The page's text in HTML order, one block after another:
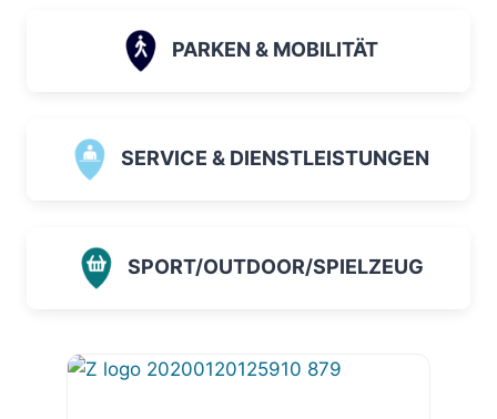
PARKEN & MOBILITÄT
SERVICE & DIENSTLEISTUNGEN
SPORT/OUTDOOR/SPIELZEUG